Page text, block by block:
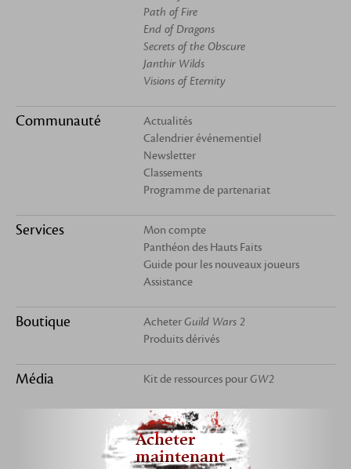
Path of Fire
End of Dragons
Secrets of the Obscure
Janthir Wilds
Visions of Eternity
Communauté
Actualités
Calendrier événementiel
Newsletter
Classements
Programme de partenariat
Services
Mon compte
Panthéon des Hauts Faits
Guide pour les nouveaux joueurs
Assistance
Boutique AcheterGuild Wars 2
Produits dérivés
Média Kit de ressources pourGW2
Acheter
maintenant